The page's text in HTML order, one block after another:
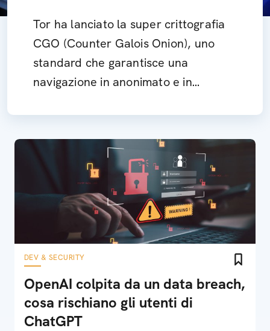
Tor ha lanciato la super crittografia
CGO (Counter Galois Onion), uno
standard che garantisce una
navigazione in anonimato e in
DEV & SECURITY
OpenAI colpita da un data breach,
cosa rischiano gli utenti di
ChatGPT